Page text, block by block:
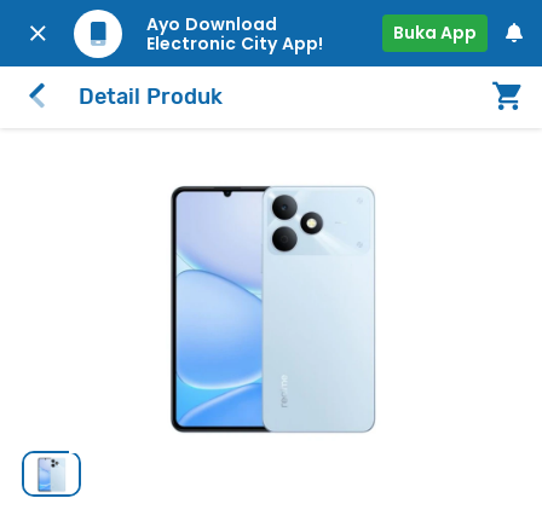
Ayo Download
Electronic City App!
Buka App
Detail Produk